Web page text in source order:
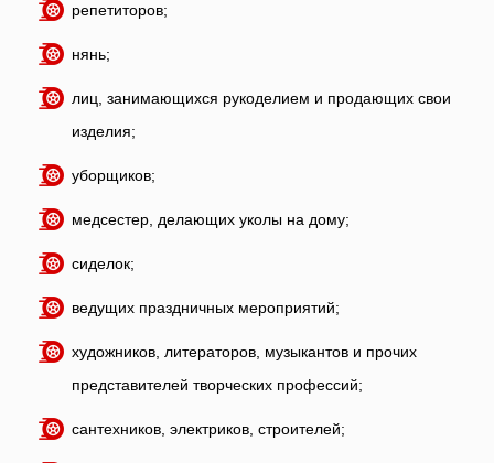
репетиторов;
нянь;
лиц, занимающихся рукоделием и продающих свои
изделия;
уборщиков;
медсестер, делающих уколы на дому;
сиделок;
ведущих праздничных мероприятий;
художников, литераторов, музыкантов и прочих
представителей творческих профессий;
сантехников, электриков, строителей;